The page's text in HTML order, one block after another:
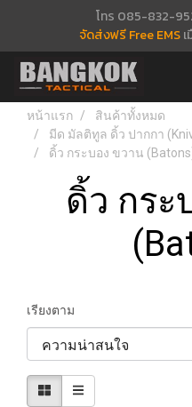
โทร 085-832-
จัดส่งฟรี Free EMS
หน้าแรก
สินค้าทั้งหมด
มีด มัลติทูล ดิ้ว ปากกา
ดิ้ว กระบอง ขวาน
ดิ้ว กระ
เรียงตาม